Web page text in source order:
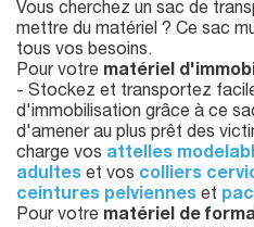
Vous cherchez un sac de
mettre du matériel ? Ce sac
tous vos besoins.
Pour votre matériel
- Stockez et transportez
d'immobilisation grâce à ce
d'amener au plus prêt des
charge vos attelles
adultes et vos colliers
ceintures pelviennes et
Pour votre matériel de